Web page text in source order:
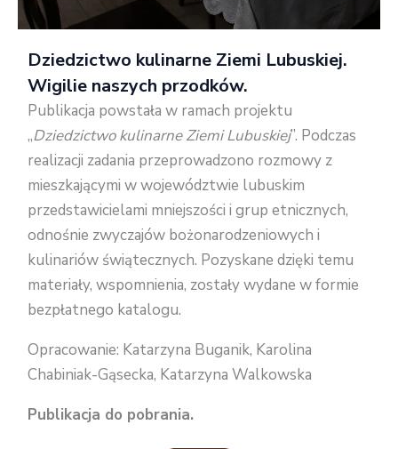
Dziedzictwo kulinarne Ziemi Lubuskiej.
Wigilie naszych przodków.
Publikacja powstała w ramach projektu
„Dziedzictwo kulinarne Ziemi Lubuskiej”. Podczas
realizacji zadania przeprowadzono rozmowy z
mieszkającymi w województwie lubuskim
przedstawicielami mniejszości i grup etnicznych,
odnośnie zwyczajów bożonarodzeniowych i
kulinariów świątecznych. Pozyskane dzięki temu
materiały, wspomnienia, zostały wydane w formie
bezpłatnego katalogu.
Opracowanie: Katarzyna Buganik, Karolina
Chabiniak-Gąsecka, Katarzyna Walkowska
Publikacja do pobrania.